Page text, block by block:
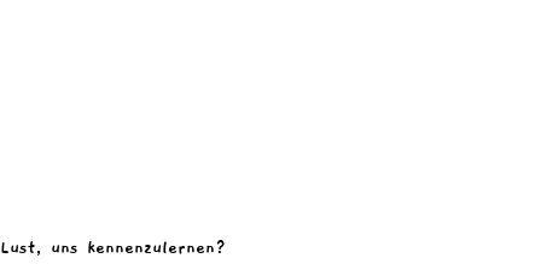
Lust, uns kennenzulernen?